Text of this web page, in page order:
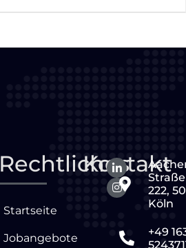
Rechtliches
Startseite
Jobangebote
Kontakt
Straße
222,
Köln
+49